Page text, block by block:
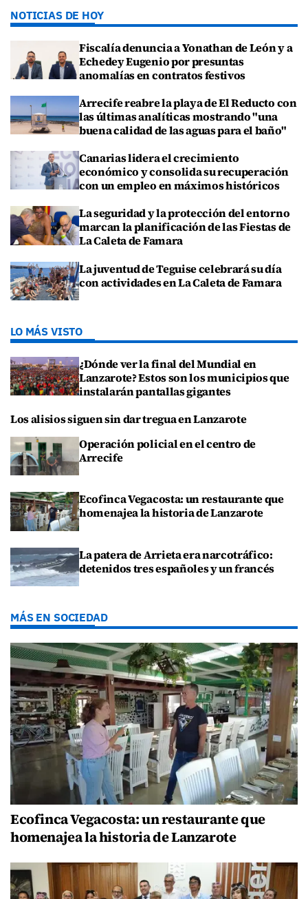
NOTICIAS DE HOY
Fiscalía denuncia a Yonathan de León y a
Echedey Eugenio por presuntas
anomalías en contratos festivos
Arrecife reabre la playa de El Reducto con
las últimas analíticas mostrando "una
buena calidad de las aguas para el baño"
Canarias lidera el crecimiento
económico y consolida su recuperación
con un empleo en máximos históricos
La seguridad y la protección del entorno
marcan la planificación de las Fiestas de
La Caleta de Famara
La juventud de Teguise celebrará su día
con actividades en La Caleta de Famara
LO MÁS VISTO
¿Dónde ver la final del Mundial en
Lanzarote? Estos son los municipios que
instalarán pantallas gigantes
Los alisios siguen sin dar tregua en Lanzarote
Operación policial en el centro de
Arrecife
Ecofinca Vegacosta: un restaurante que
homenajea la historia de Lanzarote
La patera de Arrieta era narcotráfico:
detenidos tres españoles y un francés
MÁS EN SOCIEDAD
Ecofinca Vegacosta: un restaurante que
homenajea la historia de Lanzarote